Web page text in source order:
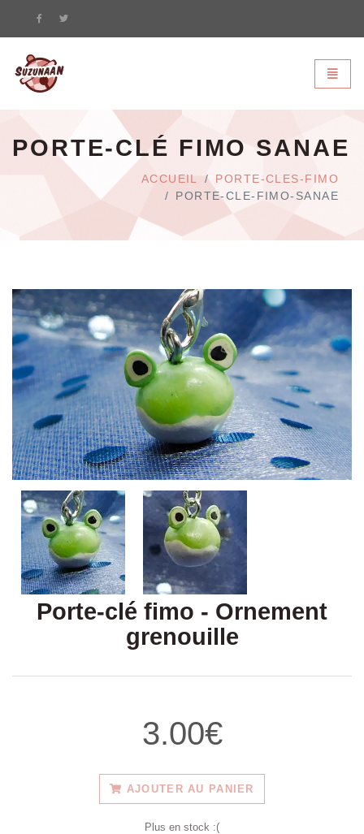
PORTE-CLÉ FIMO SANAE
ACCUEIL
PORTE-CLES-FIMO
PORTE-CLE-FIMO-SANAE
Porte-clé fimo - Ornement
grenouille
3.00€
AJOUTER AU PANIER
Plus en stock :(